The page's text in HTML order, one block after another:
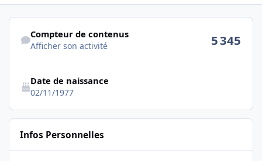
Afficher son activité
Compteur de contenus
Afficher son activité 5 345
Date de naissance
02/11/1977
Infos Personnelles